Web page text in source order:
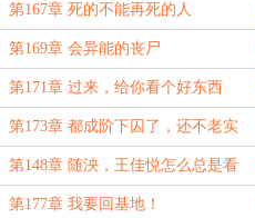
第167章 死的不能再死的人
第169章 会异能的丧尸
第171章 过来，给你看个好东西
第173章 都成阶下囚了，还不老实
点！
第148章 随泱，王佳悦怎么总是看
你啊？
第177章 我要回基地！